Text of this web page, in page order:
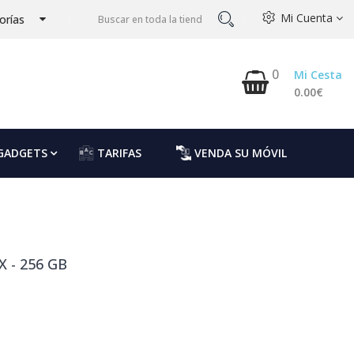
Mi Cuenta
0
Mi Cesta
0.00€
TARIFAS VENDA SU MÓVIL
- 256 GB